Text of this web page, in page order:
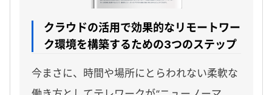
クラウドの活用で効果的なリモートワー
ク環境を構築するための3つのステップ
今まさに、時間や場所にとらわれない柔軟な